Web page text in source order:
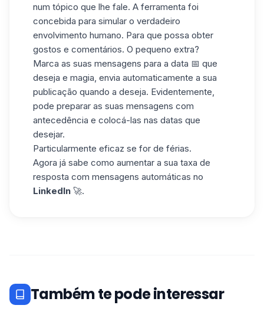
num tópico que lhe fale. A ferramenta foi
concebida para simular o verdadeiro
envolvimento humano. Para que possa obter
gostos e comentários. O pequeno extra?
Marca as suas mensagens para a data 📅 que
deseja e magia, envia automaticamente a sua
publicação quando a deseja. Evidentemente,
pode preparar as suas mensagens com
antecedência e colocá-las nas datas que
desejar.
Particularmente eficaz se for de férias.
Agora já sabe como aumentar a sua taxa de
resposta com mensagens automáticas no
LinkedIn 🚀.
Também te pode interessar